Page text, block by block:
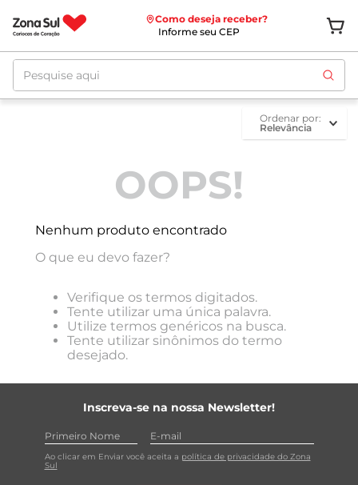
Como deseja receber?
Informe seu CEP
Pesquise aqui
ordenar por
Relevância
OOPS!
Nenhum produto encontrado
O que eu devo fazer?
Verifique os termos digitados.
Tente utilizar uma única palavra.
Utilize termos genéricos na busca.
Tente utilizar sinônimos do termo
desejado.
Inscreva-se na nossa Newsletter!
Ao clicar em Enviar você aceita a política de privacidade do Zona
Sul